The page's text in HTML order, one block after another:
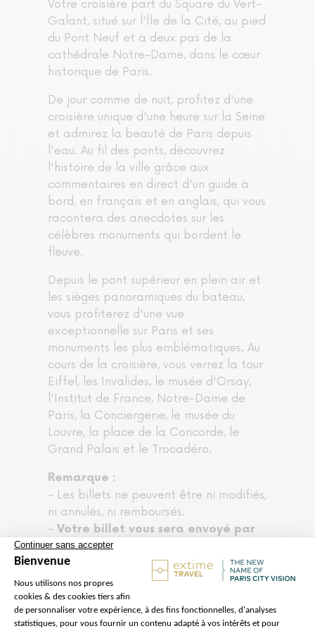
Votre croisière part du Square du Vert-
Galant, situé sur l'Île de la Cité, au pied
du Pont Neuf et à deux pas de la
cathédrale Notre-Dame, dans le cœur
historique de Paris.
De jour comme de nuit, profitez d'une
croisière unique d'une heure sur la Seine
et admirez la beauté de Paris depuis
l'eau. Au fil des ponts, découvrez
l'histoire de la ville grâce aux
commentaires en direct d'un guide à
bord, en français et en anglais, qui vous
racontera des anecdotes sur les
célèbres monuments qui bordent le
fleuve.
Depuis le pont supérieur en plein air et
les sièges panoramiques du bateau,
vous profiterez d'une vue
exceptionnelle sur Paris et ses
monuments les plus emblématiques. Au
cours de la croisière, vous verrez la tour
Eiffel, les Invalides, le musée d'Orsay,
l'Institut de France, Notre-Dame de
Paris, la Conciergerie, le musée du
Louvre, la place de la Concorde, le
Grand Palais et le Trocadéro.
Remarque :
- Les billets ne peuvent être ni modifiés,
ni annulés, ni remboursés.
- Votre billet vous sera envoyé par
e-mail et devra être présenté
directement à l'embarquement des
Vedettes du Pont Neuf.
- La croisière comprend des
commentaires en direct en français et